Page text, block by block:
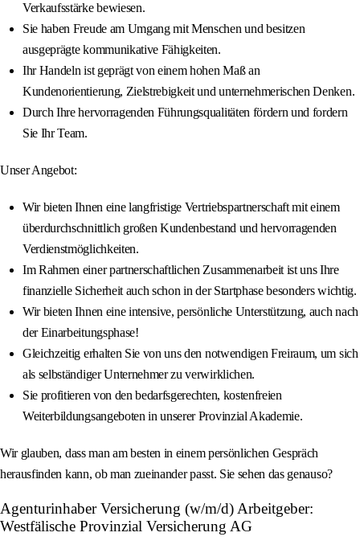
Verkaufsstärke bewiesen.
Sie haben Freude am Umgang mit Menschen und besitzen
ausgeprägte kommunikative Fähigkeiten.
Ihr Handeln ist geprägt von einem hohen Maß an
Kundenorientierung, Zielstrebigkeit und unternehmerischen Denken.
Durch Ihre hervorragenden Führungsqualitäten fördern und fordern
Sie Ihr Team.
Unser Angebot:
Wir bieten Ihnen eine langfristige Vertriebspartnerschaft mit einem
überdurchschnittlich großen Kundenbestand und hervorragenden
Verdienstmöglichkeiten.
Im Rahmen einer partnerschaftlichen Zusammenarbeit ist uns Ihre
finanzielle Sicherheit auch schon in der Startphase besonders wichtig.
Wir bieten Ihnen eine intensive, persönliche Unterstützung, auch nach
der Einarbeitungsphase!
Gleichzeitig erhalten Sie von uns den notwendigen Freiraum, um sich
als selbständiger Unternehmer zu verwirklichen.
Sie profitieren von den bedarfsgerechten, kostenfreien
Weiterbildungsangeboten in unserer Provinzial Akademie.
Wir glauben, dass man am besten in einem persönlichen Gespräch
herausfinden kann, ob man zueinander passt. Sie sehen das genauso?
Agenturinhaber Versicherung (w/m/d) Arbeitgeber:
Westfälische Provinzial Versicherung AG